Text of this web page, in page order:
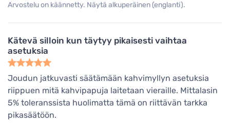
Arvostelu on käännetty. Näytä alkuperäinen (englanti).
Kätevä silloin kun täytyy pikaisesti vaihtaa
asetuksia
Joudun jatkuvasti säätämään kahvimyllyn asetuksia
riippuen mitä kahvipapuja laitetaan vieraille. Mittalasin
5% toleranssista huolimatta tämä on riittävän tarkka
pikasäätöön.